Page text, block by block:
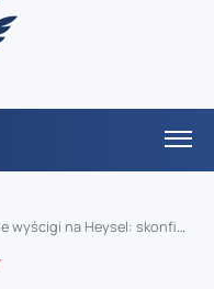
skonfiskowano dziewięć pojazdów i zatrzymano sześć osób